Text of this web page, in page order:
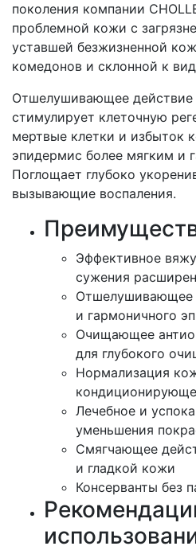
поколения компании
проблемной кожи с
уставшей безжизненной
комедонов и склонной к
Отшелушивающее действие
стимулирует клеточную
мертвые клетки и избыток
эпидермис более мягким и
Поглощает глубоко
вызывающие воспаления.
Эффективное
сужения
Отшелушивающее
и гармоничного
Очищающее
для глубокого
Нормализация
Лечебное и
уменьшения
Смягчающее
и гладкой кожи
Консерванты без